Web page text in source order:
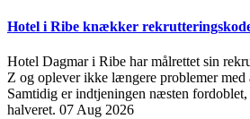
Hotel i Ribe knækker
Hotel Dagmar i Ribe har målrettet sin
Z og oplever ikke længere problemer med
Samtidig er indtjeningen næsten
halveret. 07 Aug 2026